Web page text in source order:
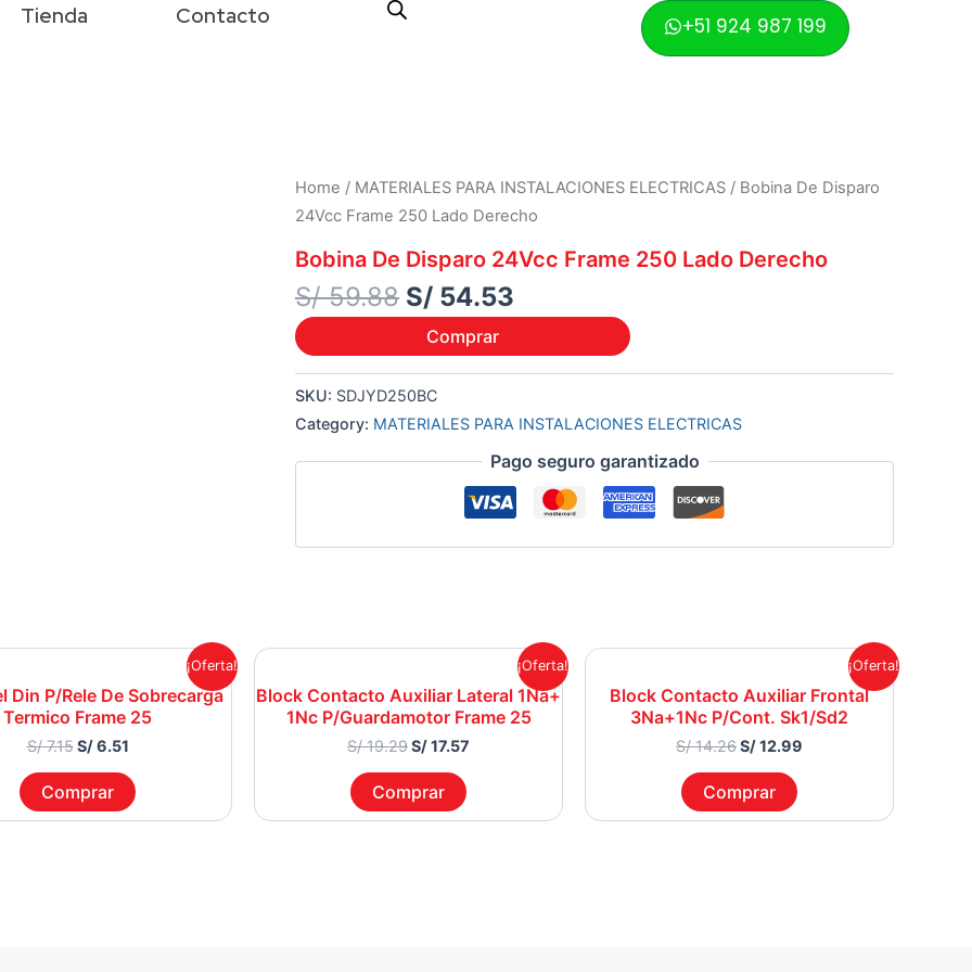
Tienda Contacto +51 924 987 199
Home / MATERIALES PARA INSTALACIONES ELECTRICAS / Bobina De Disparo
24Vcc Frame 250 Lado Derecho
Bobina De Disparo 24Vcc Frame 250 Lado Derecho
S/59.88
Original
price
was:
S/ 59.88.
S/ 54.53
Current
price
is:
S/ 54.53.
Comprar
SKU: SDJYD250BC
Category: MATERIALES PARA INSTALACIONES ELECTRICAS
Pago seguro garantizado
¡Oferta!
Din P/Rele De Sobrecarga
Termico Frame 25
S/7.15
was:
S/ 7.15.
S/6.51
Current
is:
S/ 6.51.
Comprar
¡Oferta!
Block Contacto Auxiliar Lateral 1Na+
1Nc P/Guardamotor Frame 25
S/19.29
was:
S/ 19.29.
S/17.57
Current
is:
S/ 17.57.
Comprar
¡Oferta!
Block Contacto Auxiliar Frontal
3Na+1Nc P/Cont. Sk1/Sd2
S/14.26
was:
S/ 14.26.
S/12.99
Current
is:
S/ 12.99.
Comprar
was:
S/ 59.88.
is:
S/ 54.53.